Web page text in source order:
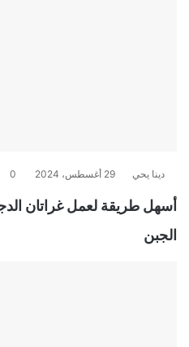
دينا يحي 29 أغسطس، 2024 0
أسهل طريقة لعمل غراتان
الجبن